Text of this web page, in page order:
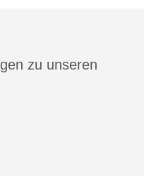
zu unseren